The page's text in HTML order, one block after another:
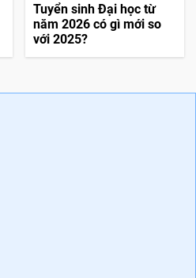
Tuyển sinh Đại học từ
năm 2026 có gì mới so
với 2025?